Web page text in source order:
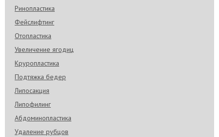
Ринопластика
Фейслифтинг
Отопластика
Увеличение ягодиц
Круропластика
Подтяжка бедер
Липосакция
Липофилинг
Абдоминопластика
Удаление рубцов